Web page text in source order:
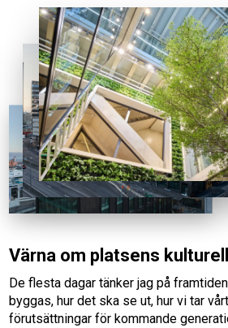
Värna om platsens
De flesta dagar tänker jag på
byggas, hur det ska se ut, hur vi tar
förutsättningar för kommande